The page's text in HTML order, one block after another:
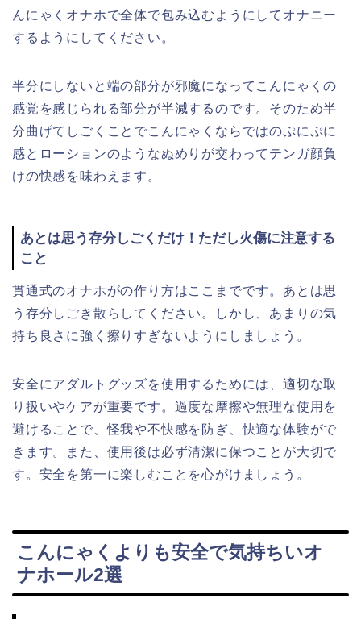
んにゃくオナホで全体で包み込むようにしてオナニー
するようにしてください。
半分にしないと端の部分が邪魔になってこんにゃくの
感覚を感じられる部分が半減するのです。そのため半
分曲げてしごくことでこんにゃくならではのぷにぷに
感とローションのようなぬめりが交わってテンガ顔負
けの快感を味わえます。
あとは思う存分しごくだけ！ただし火傷に注意する
こと
貫通式のオナホがの作り方はここまでです。あとは思
う存分しごき散らしてください。しかし、あまりの気
持ち良さに強く擦りすぎないようにしましょう。
安全にアダルトグッズを使用するためには、適切な取
り扱いやケアが重要です。過度な摩擦や無理な使用を
避けることで、怪我や不快感を防ぎ、快適な体験がで
きます。また、使用後は必ず清潔に保つことが大切で
す。安全を第一に楽しむことを心がけましょう。
こんにゃくよりも安全で気持ちいオ
ナホール2選